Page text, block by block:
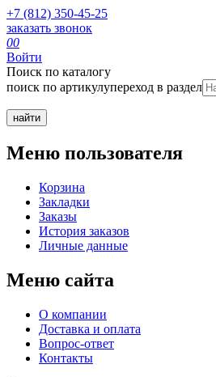
+7 (812) 350-45-25
заказать звонок
00
Войти
Поиск по каталогу
поиск по артикулупереход в раздел
Меню пользователя
Корзина
Закладки
Заказы
История заказов
Личные данные
Меню сайта
О компании
Доставка и оплата
Вопрос-ответ
Контакты